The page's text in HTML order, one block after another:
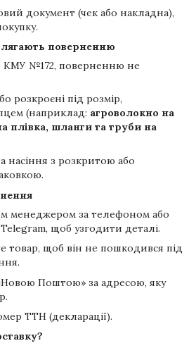
документ (чек або накладна),
поверненню
КМУ №172, поверненню не
розкроєні під розмір,
(наприклад: агроволокно на
плівка, шланги та труби на
насіння з розкритою або
менеджером за телефоном або
щоб узгодити деталі.
товар, щоб він не пошкодився під
Поштою» за адресою, яку
ТТН (декларації).